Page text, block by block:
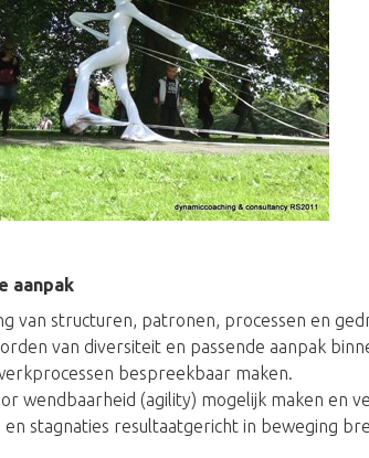
aanpak
van structuren, patronen, processen en
van diversiteit en passende aanpak
bespreekbaar maken.
wendbaarheid (agility) mogelijk maken en
en stagnaties resultaatgericht in beweging